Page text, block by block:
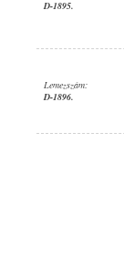
D-1895.
Lemezszám:
D-1896.